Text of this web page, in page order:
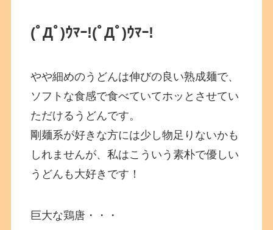
(ﾟДﾟ)ｳﾏｰ!(ﾟДﾟ)ｳﾏｰ!
やや細めのうどんは伸びの良い熟成麺で、
ソフトな食感で食べていてホッとさせてい
ただけるうどんです。
剛麺系が好きな方には少し物足りないかも
しれませんが、私はこういう素朴で優しい
うどんも大好きです！
巨大な鶏唐・・・